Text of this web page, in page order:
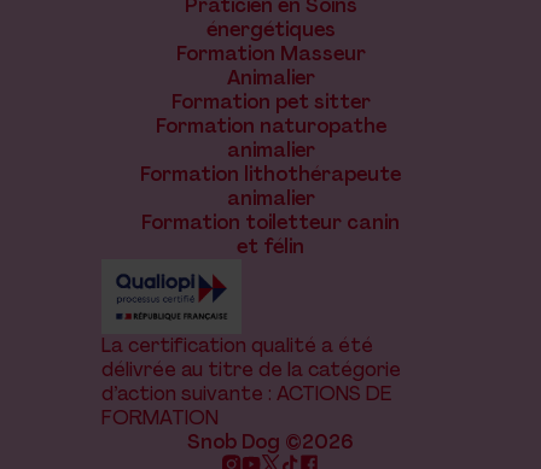
Praticien en Soins
énergétiques
Formation Masseur
Animalier
Formation pet sitter
Formation naturopathe
animalier
Formation lithothérapeute
animalier
Formation toiletteur canin
et félin
La certification qualité a été
délivrée au titre de la catégorie
d’action suivante : ACTIONS DE
FORMATION
Snob Dog ©2026